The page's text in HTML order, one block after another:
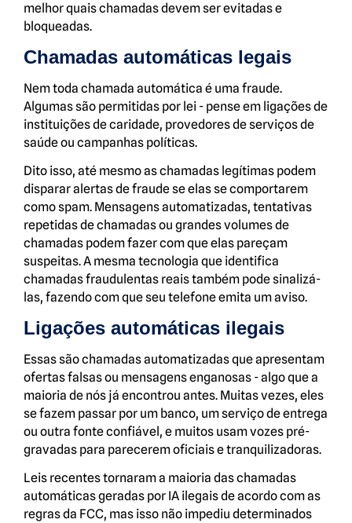
melhor quais chamadas devem ser evitadas e
bloqueadas.
Chamadas automáticas legais
Nem toda chamada automática é uma fraude.
Algumas são permitidas por lei - pense em ligações de
instituições de caridade, provedores de serviços de
saúde ou campanhas políticas.
Dito isso, até mesmo as chamadas legítimas podem
disparar alertas de fraude se elas se comportarem
como spam. Mensagens automatizadas, tentativas
repetidas de chamadas ou grandes volumes de
chamadas podem fazer com que elas pareçam
suspeitas. A mesma tecnologia que identifica
chamadas fraudulentas reais também pode sinalizá-
las, fazendo com que seu telefone emita um aviso.
Ligações automáticas ilegais
Essas são chamadas automatizadas que apresentam
ofertas falsas ou mensagens enganosas - algo que a
maioria de nós já encontrou antes. Muitas vezes, eles
se fazem passar por um banco, um serviço de entrega
ou outra fonte confiável, e muitos usam vozes pré-
gravadas para parecerem oficiais e tranquilizadoras.
Leis recentes tornaram a maioria das chamadas
automáticas geradas por IA ilegais de acordo com as
regras da FCC, mas isso não impediu determinados